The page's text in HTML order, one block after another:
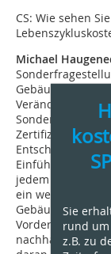
CS: Wie sehen
Michael
Veränderungen
Zertifizierungen,
Einführung der
jedem Objekt
ein
Gebäudes,
Vordergrund.
nachhaltiges
Sie
rund
z.B. zu